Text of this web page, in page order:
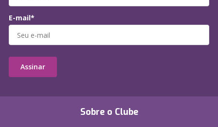
Sobre o Clube
E-mail*
Assinar